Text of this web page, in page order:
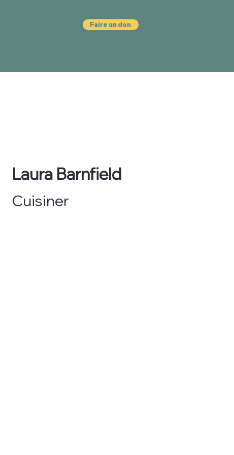
Faire un don
Laura Barnfield
Cuisiner